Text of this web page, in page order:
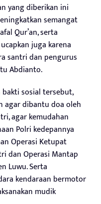
yang diberikan ini
semangat
Qur’an, serta
juga karena
santri dan pengurus
Abdianto.
sosial tersebut,
agar dibantu doa oleh
agar kemudahan
Polri kedepannya
Operasi Ketupat
dan Operasi Mantap
Luwu. Serta
kendaraan bermotor
mudik